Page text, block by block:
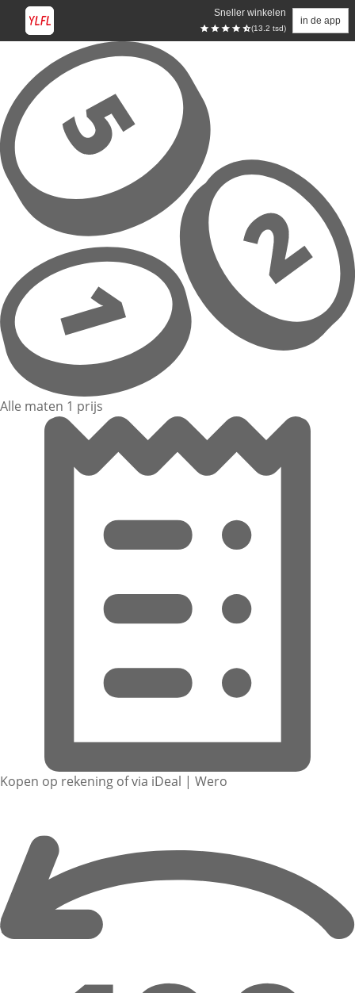
Sneller winkelen
(13.2 tsd)
in de app
Overslaan naar hoofdinhoud
Alle maten 1 prijs
Kopen op rekening of via iDeal | Wero